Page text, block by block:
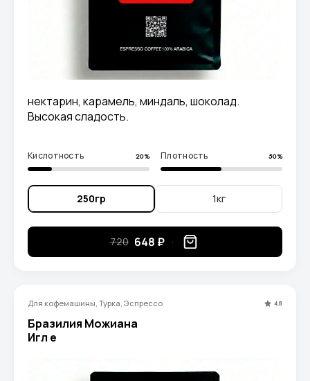
нектарин, карамель, миндаль, шоколад.
Высокая сладость.
Кислотность 20% Плотность 50%
250гр 1кг
720 648 ₽
Для кофемашины, Турка, Эспрессо 4.8
Бразилия Можиана
Игл e